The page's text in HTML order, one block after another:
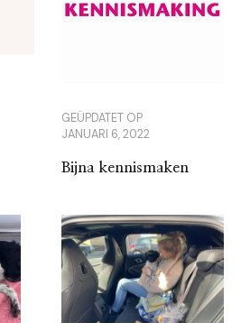
GEÜPDATET OP
JANUARI 6, 2022
Bijna kennismaken